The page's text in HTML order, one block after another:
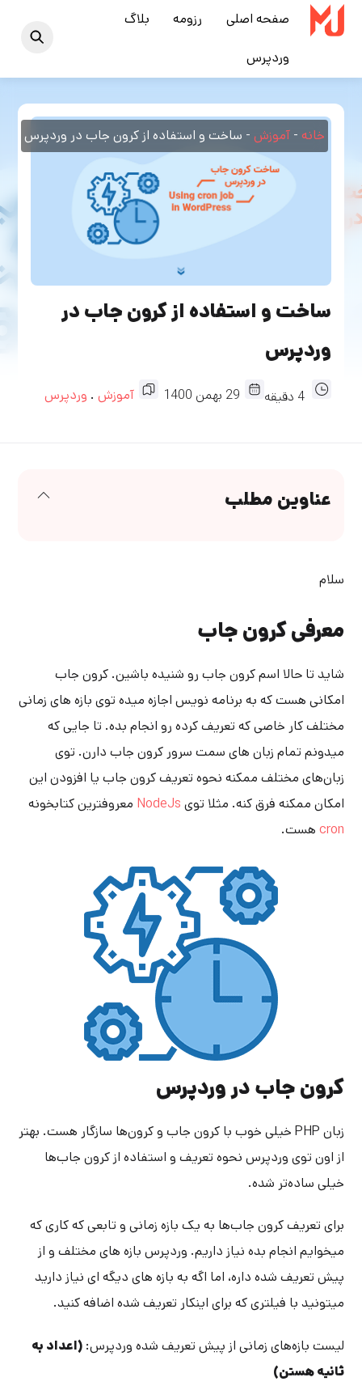
Skip
صفحه اصلی رزومه بلاگ
وردپرس
خانه -آموزش - ساخت و استفاده از کرون جاب در وردپرس
ساخت و استفاده از کرون جاب در
وردپرس
4 دقیقه 29 بهمن 1400 آموزش. وردپرس
عناوین مطلب
سلام
معرفی کرون جاب
شاید تا حالا اسم کرون جاب رو شنیده باشین. کرون جاب
امکانی هست که به برنامه نویس اجازه میده توی بازه های زمانی
مختلف کار خاصی که تعریف کرده رو انجام بده. تا جایی که
میدونم تمام زبان های سمت سرور کرون جاب دارن. توی
زبان‌های مختلف ممکنه نحوه تعریف کرون جاب یا افزودن این
امکان ممکنه فرق کنه. مثلا توی NodeJs معروفترین کتابخونه
cron هست.
کرون جاب در وردپرس
زبان PHP خیلی خوب با کرون جاب و کرون‌ها سازگار هست. بهتر
از اون توی وردپرس نحوه تعریف و استفاده از کرون جاب‌ها
خیلی ساده‌تر شده.
برای تعریف کرون جاب‌ها به یک بازه زمانی و تابعی که کاری که
میخوایم انجام بده نیاز داریم. وردپرس بازه های مختلف و از
پیش تعریف شده داره، اما اگه به بازه های دیگه ای نیاز دارید
میتونید با فیلتری که برای اینکار تعریف شده اضافه کنید.
لیست بازه‌های زمانی از پیش تعریف شده وردپرس:(اعداد به
ثانیه هستن)